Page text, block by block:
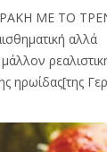
ΜΕ ΤΟ
αλλά
ηρωίδας[της